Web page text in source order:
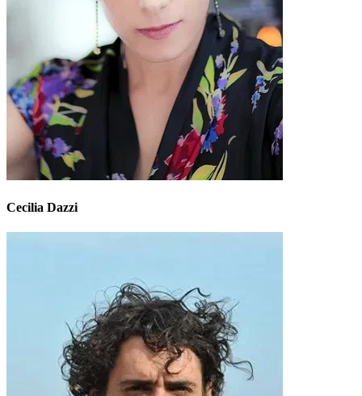
Cecilia Dazzi